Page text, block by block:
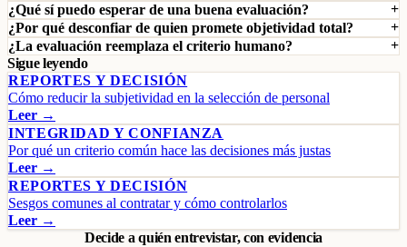
¿Qué sí puedo esperar de una buena evaluación?
¿Por qué desconfiar de quien promete objetividad total?
¿La evaluación reemplaza el criterio humano?
Sigue leyendo
REPORTES Y DECISIÓN
Cómo reducir la subjetividad en la selección de personal
Leer →
INTEGRIDAD Y CONFIANZA
Por qué un criterio común hace las decisiones más justas
Leer →
REPORTES Y DECISIÓN
Sesgos comunes al contratar y cómo controlarlos
Leer →
Decide a quién entrevistar, con evidencia